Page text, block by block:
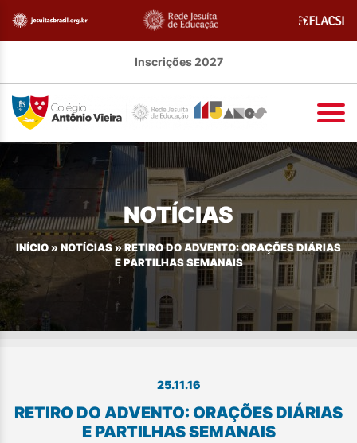
Inscrições 2027
NOTÍCIAS
INÍCIO » NOTÍCIAS »RETIRO DO ADVENTO: ORAÇÕES DIÁRIAS
E PARTILHAS SEMANAIS
25.11.16
RETIRO DO ADVENTO: ORAÇÕES DIÁRIAS
E PARTILHAS SEMANAIS